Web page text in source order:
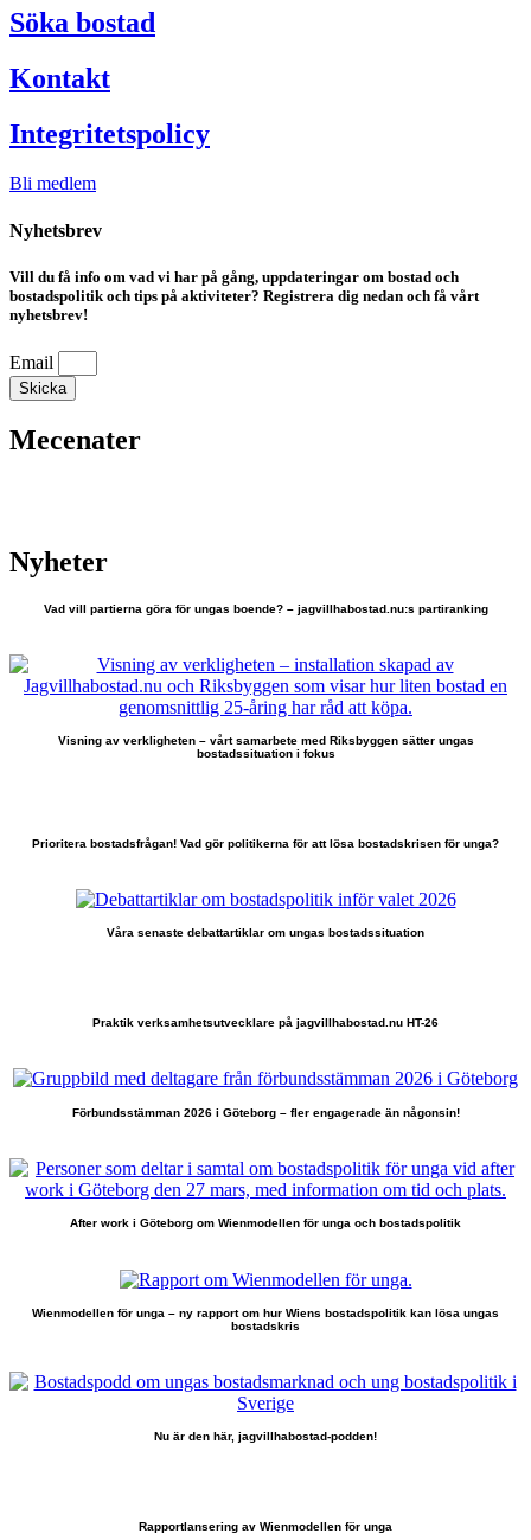
Söka bostad
Kontakt
Integritetspolicy
Bli medlem
Nyhetsbrev
Vill du få info om vad vi har på gång, uppdateringar om bostad och
bostadspolitik och tips på aktiviteter? Registrera dig nedan och få vårt
nyhetsbrev!
Email
Skicka
Mecenater
Nyheter
Vad vill partierna göra för ungas boende? – jagvillhabostad.nu:s partiranking
Visning av verkligheten – vårt samarbete med Riksbyggen sätter ungas
bostadssituation i fokus
Prioritera bostadsfrågan! Vad gör politikerna för att lösa bostadskrisen för unga?
Våra senaste debattartiklar om ungas bostadssituation
Praktik verksamhetsutvecklare på jagvillhabostad.nu HT-26
Förbundsstämman 2026 i Göteborg – fler engagerade än någonsin!
After work i Göteborg om Wienmodellen för unga och bostadspolitik
Wienmodellen för unga – ny rapport om hur Wiens bostadspolitik kan lösa ungas
bostadskris
Nu är den här, jagvillhabostad-podden!
Rapportlansering av Wienmodellen för unga